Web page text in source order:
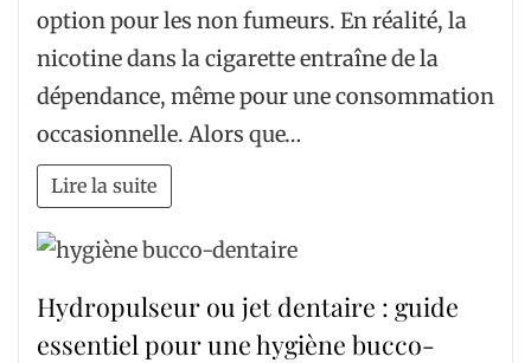
option pour les non fumeurs. En réalité, la
nicotine dans la cigarette entraîne de la
dépendance, même pour une consommation
occasionnelle. Alors que…
Lire la suite
Hydropulseur ou jet dentaire : guide
essentiel pour une hygiène bucco-